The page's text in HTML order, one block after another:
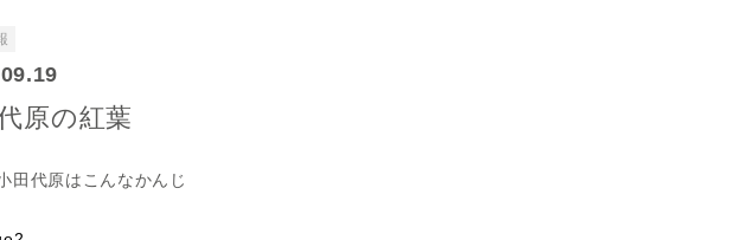
原の紅葉
田代原はこんなかんじ